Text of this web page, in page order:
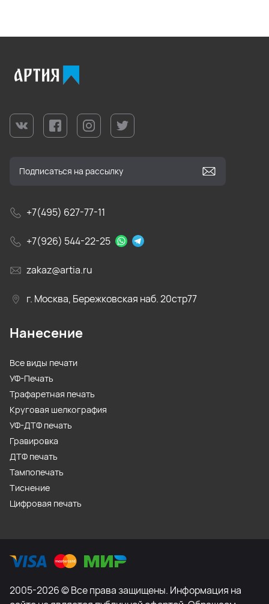
+7(495) 627-77-11
+7(926) 544-22-25
zakaz@artia.ru
г. Москва, Бережковская наб. 20стр77
Нанесение
Все виды печати
УФ-Печать
Трафаретная печать
Круговая шелкография
УФ-ДТФ печать
Гравировка
ДТФ печать
Тампопечать
Тиснение
Цифровая печать
2005-2026 © Все права защищены. Информация на